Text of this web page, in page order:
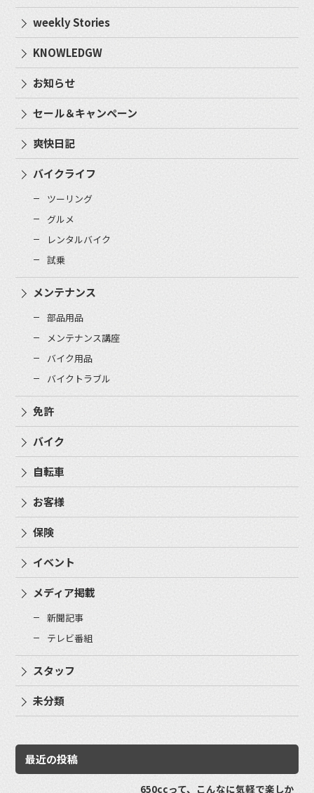
weekly Stories
KNOWLEDGW
お知らせ
セール＆キャンペーン
爽快日記
バイクライフ
ツーリング
グルメ
レンタルバイク
試乗
メンテナンス
部品用品
メンテナンス講座
バイク用品
バイクトラブル
免許
バイク
自転車
お客様
保険
イベント
メディア掲載
新聞記事
テレビ番組
スタッフ
未分類
最近の投稿
650ccって、こんなに気軽で楽しか